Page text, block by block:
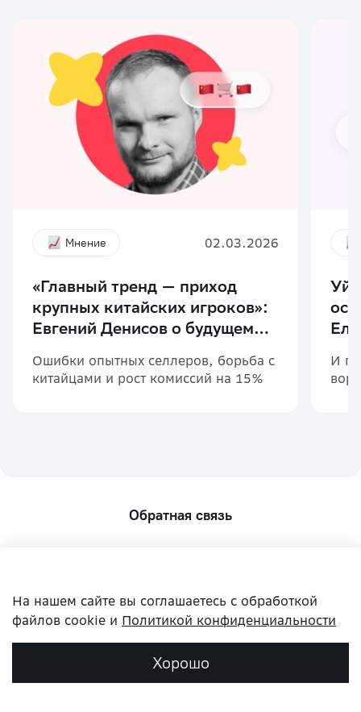
Мнение 02.03.2026
«Главный тренд — приход
крупных китайских игроков»:
Евгений Денисов о будущем
Ошибки опытных селлеров, борьба с
китайцами и рост комиссий на 15%
И
Обратная связь
На нашем сайте вы соглашаетесь с обработкой
файлов cookie и Политикой конфиденциальности
Хорошо